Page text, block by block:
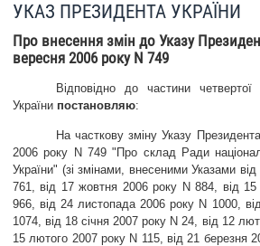
Правова основа діяльності Ради національної безпеки і
Історична довідка про діяльність Ради національної
ПРЕСЦЕНТР
Новини
Drone Deals
Фотогалерея
Відеогалерея
УКАЗ ПРЕЗИДЕНТА УКРАЇНИ
Про внесення змін до Указу
вересня 2006 року N 749
Відповідно до частини четвертої
України постановляю:
На часткову зміну Указу
2006 року N 749 "Про склад Ради
України" (зі змінами, внесеними Указами
761, від 17 жовтня 2006 року N 884, від
966, від 24 листопада 2006 року N 1000,
1074, від 18 січня 2007 року N 24, від 12
15 лютого 2007 року N 115, від 21 березня